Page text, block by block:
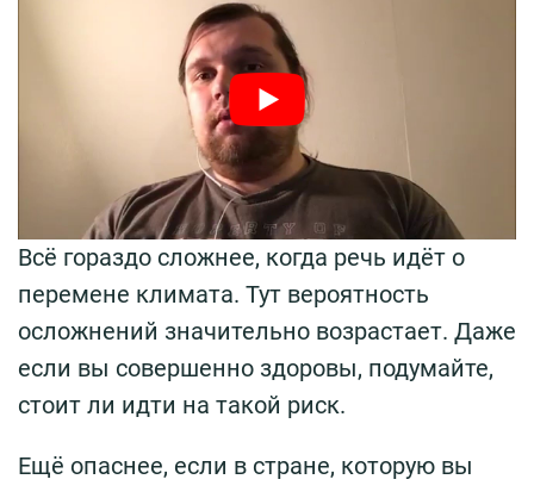
Всё гораздо сложнее, когда речь идёт о
перемене климата. Тут вероятность
осложнений значительно возрастает. Даже
если вы совершенно здоровы, подумайте,
стоит ли идти на такой риск.
Ещё опаснее, если в стране, которую вы